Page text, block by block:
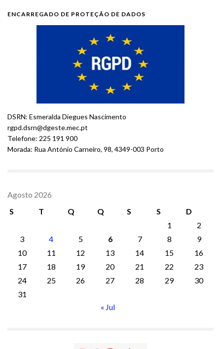
ENCARREGADO DE PROTEÇÃO DE DADOS
DSRN: Esmeralda Diegues Nascimento
rgpd.dsrn@dgeste.mec.pt
Telefone: 225 191 900
Morada: Rua António Carneiro, 98, 4349-003 Porto
Agosto 2026
S
T Q Q S S
D
1
2
3
4 5 6 7 8
9
10
11 12 13 14 15
16
17
18 19 20 21 22
23
24
25 26 27 28 29
30
31
« Jul